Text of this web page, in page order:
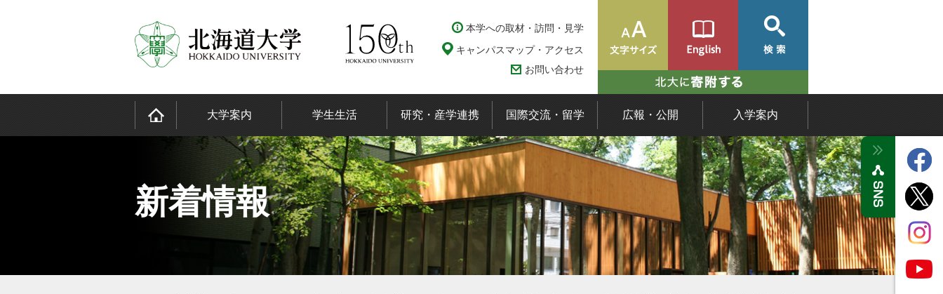
本学への取材・訪問・見学
キャンパスマップ・アクセス
お問い合わせ
大学案内 学生生活 研究・産学連携 国際交流・留学 広報・公開 入学案内
新着情報